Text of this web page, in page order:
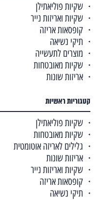
שקיות פוליאתילן
שקיות ואריזות נייר
קופסאות אריזה
תיקי נשיאה
מוצרים לתעשייה
שקיות מאובטחות
אריזות שונות
קטגוריות ראשיות
שקיות פוליאתילן
שקיות מאובטחות
גלילים לאריזה אוטומטית
אריזות שונות
שקיות ואריזות נייר
קופסאות אריזה
תיקי נשיאה